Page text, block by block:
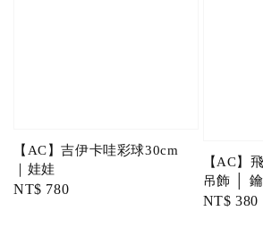
【AC】吉伊卡哇彩球30cm
｜娃娃
Regular
NT$ 780
【AC】
吊飾 │
Regular
NT$ 380